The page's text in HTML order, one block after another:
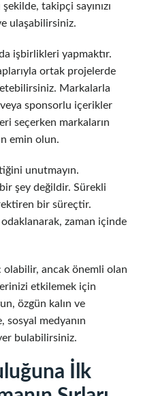
takipçi sayınızı
ulaşabilirsiniz.
işbirlikleri yapmaktır.
ortak projelerde
Markalarla
sponsorlu içerikler
seçerken markaların
emin olun.
unutmayın.
şey değildir. Sürekli
bir süreçtir.
zaman içinde
olabilir, ancak önemli olan
etkilemek için
özgün kalın ve
medyanın
bulabilirsiniz.
İlk